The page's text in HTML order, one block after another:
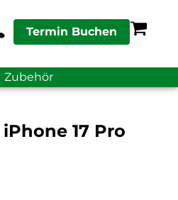
Termin Buchen
Zubehör
17 Pro